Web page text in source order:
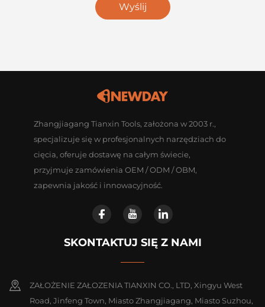
Wyślij
Zhangjiagang Tianxin Tools, założona w 2003 r.,
specjalizuje się w profesjonalnych narzędziach do
cięcia, oferuje dostawę na całym świecie,
przyjmuje zamówienia OEM / ODM / OBM,
zapewnia jakość i innowacyjność.
SKONTAKTUJ SIĘ Z NAMI
ZAŁOŻENIE ZAŁOZENIA TIANXIN CO., LTD, Xingyu West
Road, Jinfeng Town, Miasto Zhangjiagang, Miasto Suzhou,